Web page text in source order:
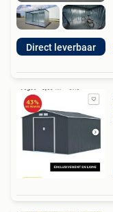
Direct leverbaar